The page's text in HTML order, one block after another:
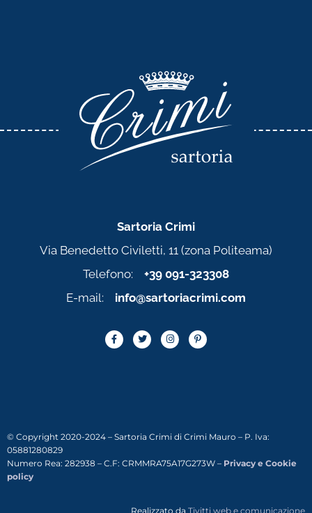
Sartoria Crimi
Via Benedetto Civiletti, 11 (zona Politeama)
Telefono: +39 091-323308
E-mail: info@sartoriacrimi.com
© Copyright 2020-2024 – Sartoria Crimi di Crimi Mauro – P. Iva:
05881280829
Numero Rea: 282938 – C.F: CRMMRA75A17G273W – Privacy e Cookie
policy
Realizzato da Tivitti web e comunicazione